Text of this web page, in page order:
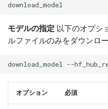
モデルの指定 以下のオプシ
ルファイルのみをダウンロ
download_model --
オプション 必須